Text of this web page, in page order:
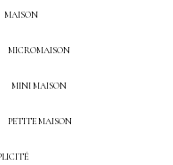
MAISON
MICROMAISON
MINI MAISON
PETITE MAISON